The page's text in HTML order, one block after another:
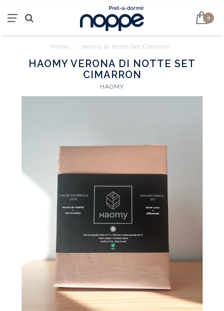
0
Home Verona di Notte Set Cimarron
HAOMY VERONA DI NOTTE SET
CIMARRON
HAOMY